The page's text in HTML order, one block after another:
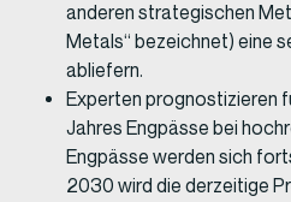
anderen strategischen
Metals“ bezeichnet) eine
abliefern.
Experten prognostizieren
Jahres Engpässe bei
Engpässe werden sich
2030 wird die derzeitige